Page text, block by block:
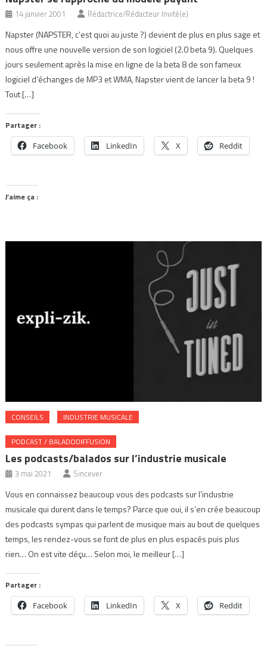
14 janvier 2001 Rédactrice/Rédacteur Invité(e)
Napster (NAPSTER, c’est quoi au juste ?) devient de plus en plus sage et
nous offre une nouvelle version de son logiciel (2.0 beta 9). Quelques
jours seulement après la mise en ligne de la beta 8 de son fameux
logiciel d’échanges de MP3 et WMA, Napster vient de lancer la beta 9 !
Tout […]
Partager :
Facebook LinkedIn X Reddit
J’aime ça :
CONSEILS INDUSTRIE MUSICALE
PODCAST / BALADODIFFUSION
Les podcasts/balados sur l’industrie musicale
3 mai 2021 Sincever
Vous en connaissez beaucoup vous des podcasts sur l’industrie
musicale qui durent dans le temps? Parce que oui, il s’en crée beaucoup
des podcasts sympas qui parlent de musique mais au bout de quelques
temps, les rendez-vous se font de plus en plus espacés puis plus
rien… On est vite déçu… Selon moi, le meilleur […]
Partager :
Facebook LinkedIn X Reddit